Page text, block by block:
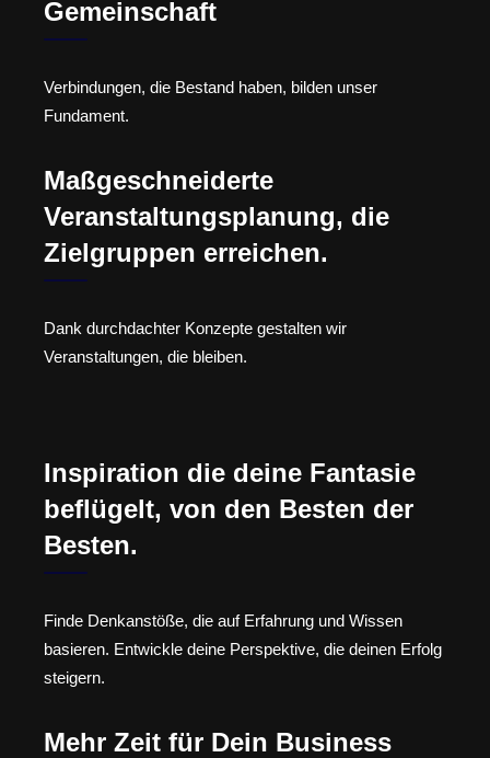
Gemeinschaft
Verbindungen, die Bestand haben, bilden unser
Fundament.
Maßgeschneiderte
Veranstaltungsplanung, die
Zielgruppen erreichen.
Dank durchdachter Konzepte gestalten wir
Veranstaltungen, die bleiben.
Inspiration die deine Fantasie
beflügelt, von den Besten der
Besten.
Finde Denkanstöße, die auf Erfahrung und Wissen
basieren. Entwickle deine Perspektive, die deinen Erfolg
steigern.
Mehr Zeit für Dein Business